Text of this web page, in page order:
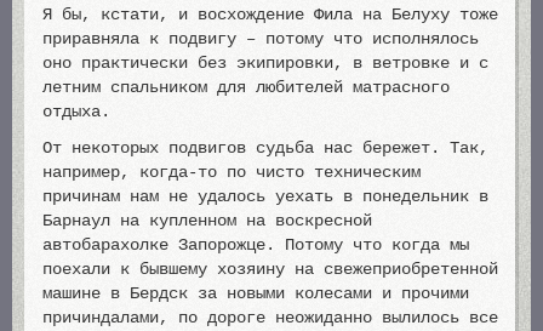
Я бы, кстати, и восхождение Фила на Белуху тоже
приравняла к подвигу – потому что исполнялось
оно практически без экипировки, в ветровке и с
летним спальником для любителей матрасного
отдыха.
От некоторых подвигов судьба нас бережет. Так,
например, когда-то по чисто техническим
причинам нам не удалось уехать в понедельник в
Барнаул на купленном на воскресной
автобарахолке Запорожце. Потому что когда мы
поехали к бывшему хозяину на свежеприобретенной
машине в Бердск за новыми колесами и прочими
причиндалами, по дороге неожиданно вылилось все